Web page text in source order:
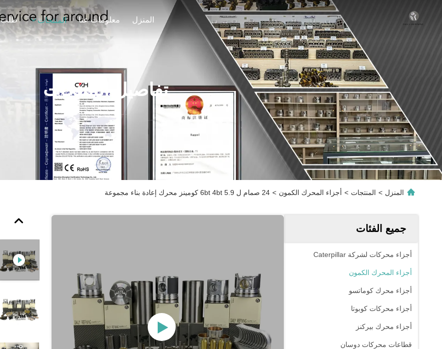
المنزل معلومات عنا المنتجات طلب
تفاصيل المنتجات
المنزل > المنتجات > أجزاء المحرك الكمون > 24 صمام ل 6bt 4bt 5.9 كومينز محرك إعادة بناء مجموعة
جميع الفئات
أجزاء محركات لشركة Caterpillar
أجزاء المحرك الكمون
أجزاء محرك كوماتسو
أجزاء محركات كوبوتا
أجزاء محرك بيركنز
قطاعات محركات دوسان